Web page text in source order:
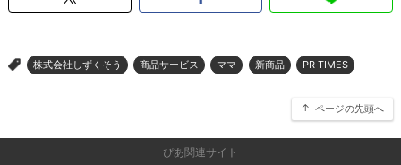
> 株式会社しずくそう 商品サービス ママ 新商品 PR TIMES
ページの先頭へ
ぴあ関連サイト